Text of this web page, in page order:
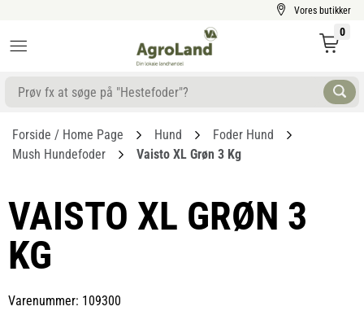
Vores butikker
0
Forside / Home Page Hund
Foder Hund
Mush Hundefoder
Vaisto XL Grøn 3 Kg
VAISTO XL GRØN 3
KG
Varenummer: 109300